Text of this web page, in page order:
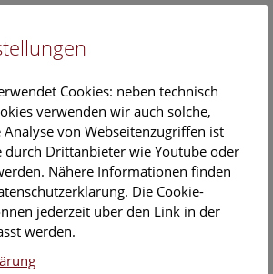
EN
Kindergarten- und
Siehier
Cookies: neben technisch
verwenden wir auch solche,
von Webseitenzugriffen ist
durch Drittanbieter wie Youtube oder
Nähere Informationen finden
Die Cookie-
jederzeit über den Link in der
werden.